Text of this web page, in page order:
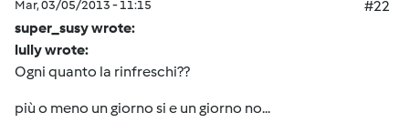
Mar, 03/05/2013 - 11:15
#22
super_susy wrote:
lully wrote:
Ogni quanto la rinfreschi??
più o meno un giorno si e un giorno no...